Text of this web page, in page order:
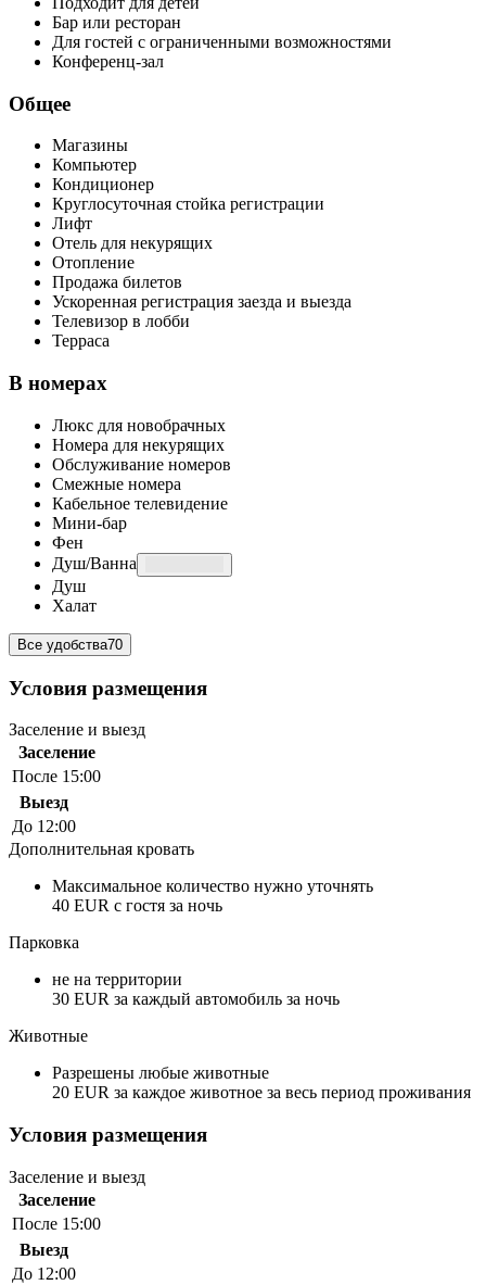
Бар или ресторан
Для гостей с ограниченными возможностями
Конференц-зал
Общее
Магазины
Компьютер
Кондиционер
Круглосуточная стойка регистрации
Лифт
Отель для некурящих
Отопление
Продажа билетов
Ускоренная регистрация заезда и выезда
Телевизор в лобби
Терраса
В номерах
Люкс для новобрачных
Номера для некурящих
Обслуживание номеров
Смежные номера
Кабельное телевидение
Мини-бар
Фен
Душ/Ванна
Душ
Халат
Все удобства70
Условия размещения
Заселение и выезд
Заселение
После 15:00
Выезд
До 12:00
Дополнительная кровать
Максимальное количество нужно уточнять
40 EUR с гостя за ночь
Парковка
не на территории
30 EUR за каждый автомобиль за ночь
Животные
Разрешены любые животные
20 EUR за каждое животное за весь период проживания
Условия размещения
Заселение и выезд
Заселение
После 15:00
Выезд
До 12:00